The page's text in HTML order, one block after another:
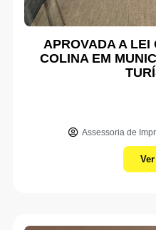
APROVADA A LEI
COLINA EM
Assessoria de